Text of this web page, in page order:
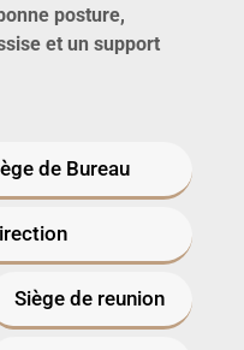
posture,
et un support
de Bureau
Siège de reunion